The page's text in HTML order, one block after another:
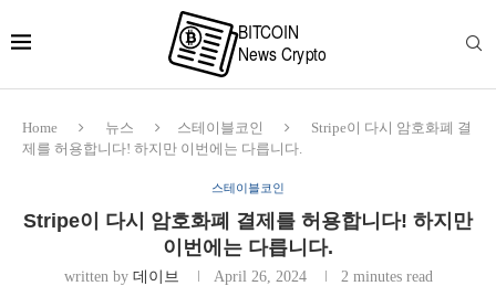
Home 뉴스 스테이블코인
Stripe이 다시 암호화폐 결
제를 허용합니다! 하지만 이번에는 다릅니다.
스테이블코인
Stripe이 다시 암호화폐 결제를 허용합니다! 하지만
이번에는 다릅니다.
written by 데이브 April 26, 2024 2 minutes read